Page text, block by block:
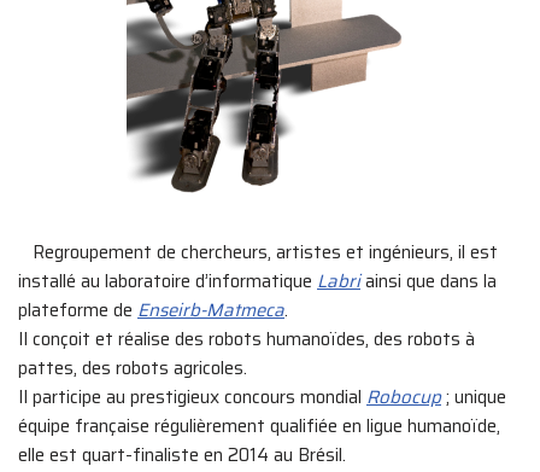
Regroupement de chercheurs, artistes et ingénieurs, il est
installé au laboratoire d’informatique Labriainsi que dans la
plateforme de Enseirb-Matmeca.
Il conçoit et réalise des robots humanoïdes, des robots à
pattes, des robots agricoles.
Il participe au prestigieux concours mondial Robocup; unique
équipe française régulièrement qualifiée en ligue humanoïde,
elle est quart-finaliste en 2014 au Brésil.